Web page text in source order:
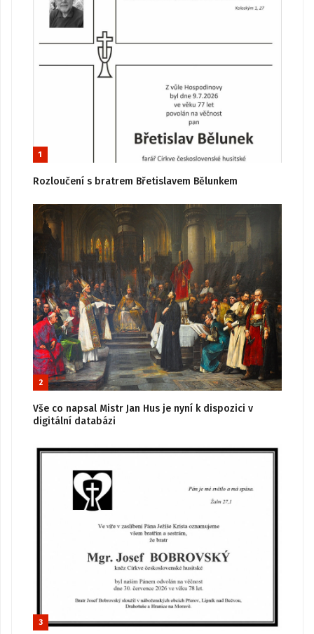
1
Rozloučení s bratrem Břetislavem Bělunkem
2
Vše co napsal Mistr Jan Hus je nyní k dispozici v
digitální databázi
3